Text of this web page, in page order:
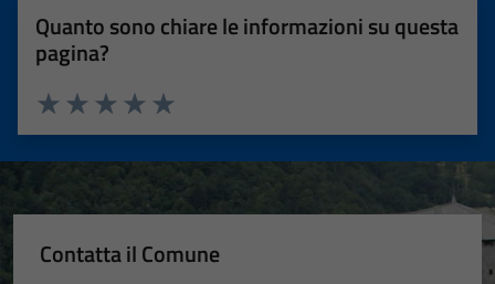
Quanto sono chiare le informazioni su questa
pagina?
Valuta 5 stelle su 5
Valuta 4 stelle su 5
Valuta 3 stelle su 5
Valuta 2 stelle su 5
Valuta 1 stelle su 5
Contatta il Comune